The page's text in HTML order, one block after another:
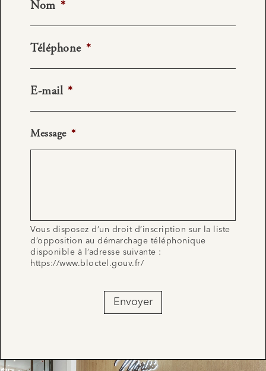
Nom *
Téléphone *
E-mail *
Message *
Vous disposez d’un droit d’inscription sur la liste
d’opposition au démarchage téléphonique
disponible à l’adresse suivante :
https://www.bloctel.gouv.fr/
Envoyer